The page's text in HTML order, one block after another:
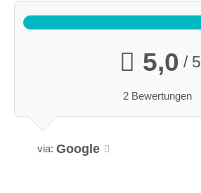
5,0 / 5
2 Bewertungen
via: Google